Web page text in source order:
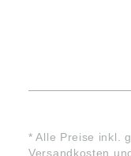
* Alle Preise inkl.
Versandkosten